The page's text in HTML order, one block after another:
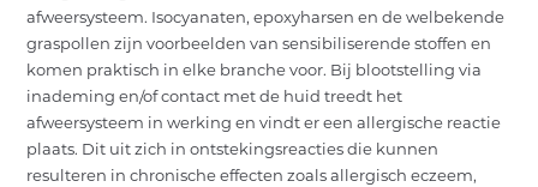
afweersysteem. Isocyanaten, epoxyharsen en de welbekende
graspollen zijn voorbeelden van sensibiliserende stoffen en
komen praktisch in elke branche voor. Bij blootstelling via
inademing en/of contact met de huid treedt het
afweersysteem in werking en vindt er een allergische reactie
plaats. Dit uit zich in ontstekingsreacties die kunnen
resulteren in chronische effecten zoals allergisch eczeem,
NL EN INLOGGEN